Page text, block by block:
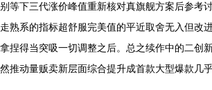
别等下三代涨价峰值重新核对真旗舰方案后参考
走熟系的指标超舒服完美值的平近取舍无入但改
拿捏得当突吸一切调整之后。总之续作中的二创
然推动量贩卖新层面综合提升成首款大型爆款几